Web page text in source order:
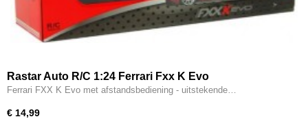
Rastar Auto R/C 1:24 Ferrari Fxx K Evo
Ferrari FXX K Evo met afstandsbediening - uitstekende…
€ 14,99